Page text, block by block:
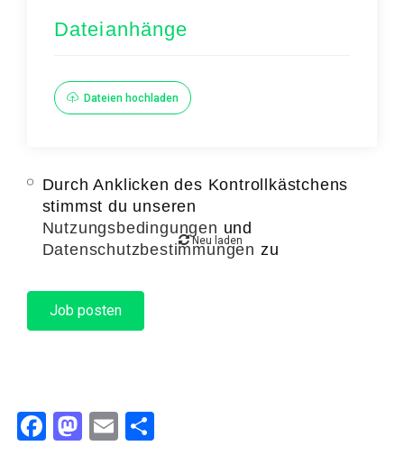
Dateianhänge
Dateien hochladen
Durch Anklicken des Kontrollkästchens
stimmst du unseren
Nutzungsbedingungen und
Datenschutzbestimmungen zu
Neu laden
Facebook
Mastodon
Email